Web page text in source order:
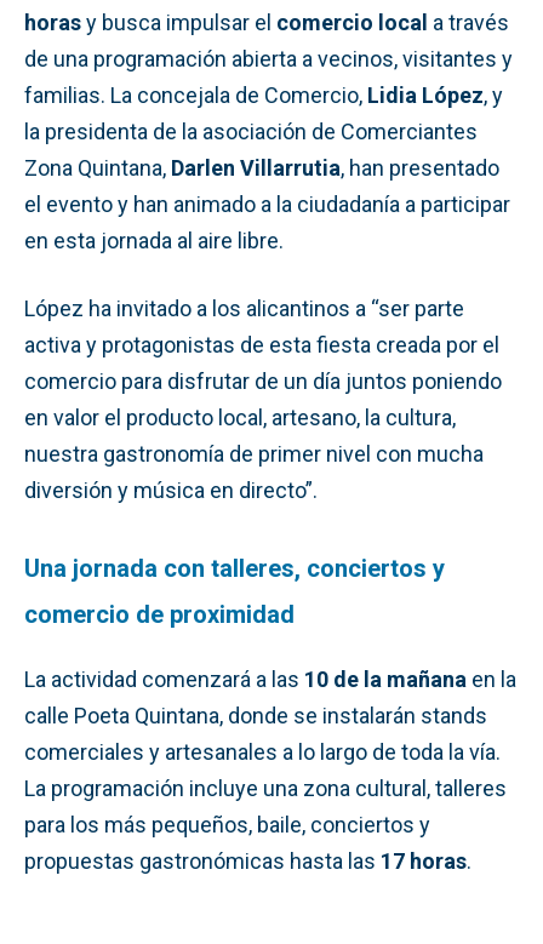
horasy busca impulsar el comercio local a través
de una programación abierta a vecinos, visitantes y
familias. La concejala de Comercio, Lidia López, y
la presidenta de la asociación de Comerciantes
Zona Quintana, Darlen Villarrutia, han presentado
el evento y han animado a la ciudadanía a participar
en esta jornada al aire libre.
López ha invitado a los alicantinos a “ser parte
activa y protagonistas de esta fiesta creada por el
comercio para disfrutar de un día juntos poniendo
en valor el producto local, artesano, la cultura,
nuestra gastronomía de primer nivel con mucha
diversión y música en directo”.
Una jornada con talleres, conciertos y
comercio de proximidad
La actividad comenzará a las 10 de la mañana en la
calle Poeta Quintana, donde se instalarán stands
comerciales y artesanales a lo largo de toda la vía.
La programación incluye una zona cultural, talleres
para los más pequeños, baile, conciertos y
propuestas gastronómicas hasta las 17 horas.